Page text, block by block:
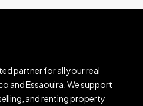
partner for all your real
and Essaouira. We support
and renting property